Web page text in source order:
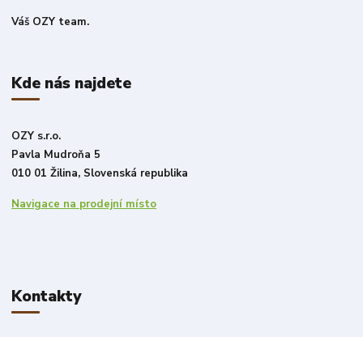
Váš OZY team.
Kde nás najdete
OZY s.r.o.
Pavla Mudroňa 5
010 01 Žilina, Slovenská republika
Navigace na prodejní místo
Kontakty